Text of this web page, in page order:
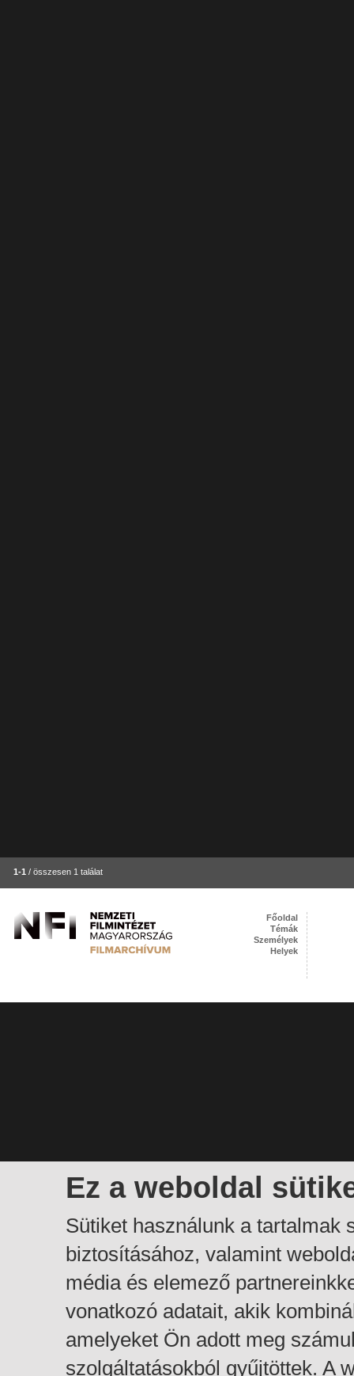
1-1 / összesen 1 találat
Ez a weboldal
Sütiket használunk a tartalmak
biztosításához, valamint
média és elemező
vonatkozó adatait, akik
amelyeket Ön adott meg
szolgáltatásokból gyűjtöttek. A
Főoldal
Témák
Személyek
Helyek